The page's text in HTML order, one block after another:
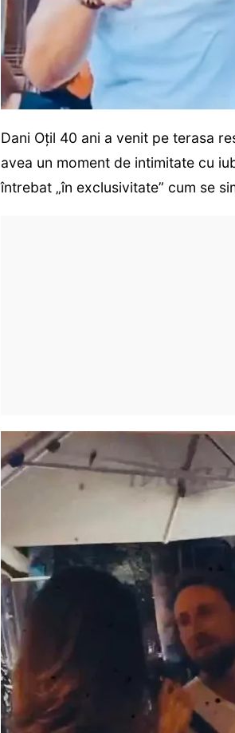
Dani Oțil 40 ani a venit pe terasa
avea un moment de intimitate cu
întrebat „în exclusivitate” cum se